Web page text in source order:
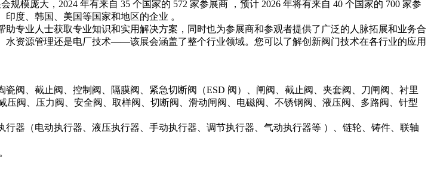
模庞大，2024 年有来自 35 个国家的 572 家参展商 ，预计 2026 年将有来自 40 个国家的 700 家参
度、韩国、美国等国家和地区的企业 。
专业人士获取专业知识和实用解决方案，同时也为参展商和参观者提供了广泛的人脉拓展和业务合
资源管理还是电厂技术——该展会涵盖了整个行业领域。您可以了解创新阀门技术在各行业的应用
阀、截止阀、控制阀、隔膜阀、紧急切断阀（ESD 阀）、闸阀、截止阀、夹套阀、刀闸阀、衬里
阀、压力阀、安全阀、取样阀、切断阀、滑动闸阀、电磁阀、不锈钢阀、液压阀、多路阀、针型
器（电动执行器、液压执行器、手动执行器、调节执行器、气动执行器等 ）、链轮、铸件、联轴